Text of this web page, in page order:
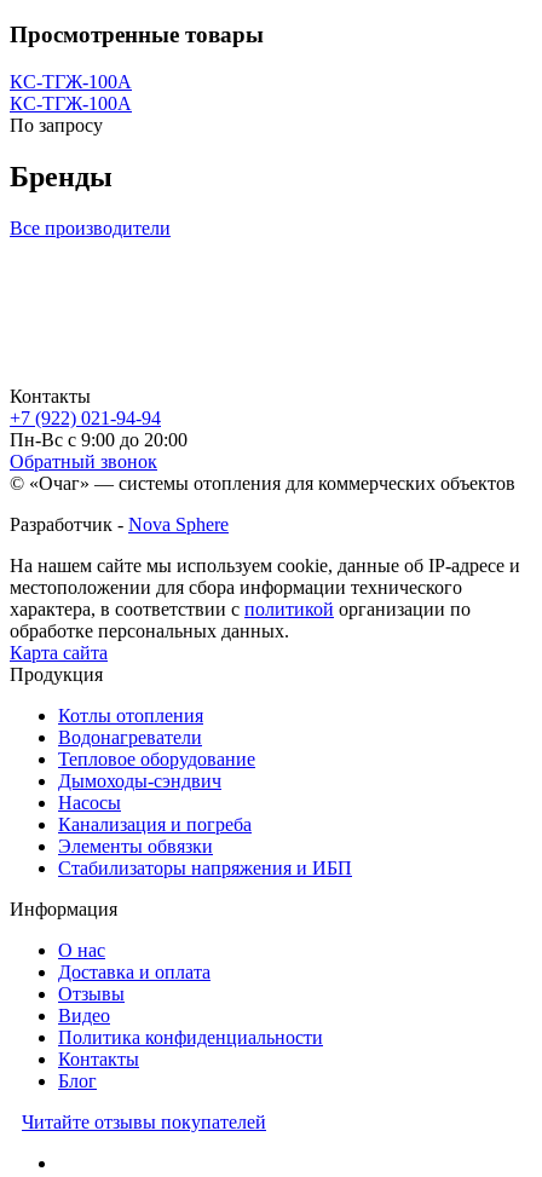
Просмотренные товары
КС-ТГЖ-100А
КС-ТГЖ-100А
По запросу
Бренды
Все производители
Контакты
+7 (922) 021-94-94
Пн-Вс с 9:00 до 20:00
Обратный звонок
© «Очаг» — системы отопления для коммерческих объектов
Разработчик - Nova Sphere
На нашем сайте мы используем cookie, данные об IP-адресе и
местоположении для сбора информации технического
характера, в соответствии с политикой организации по
обработке персональных данных.
Карта сайта
Продукция
Котлы отопления
Водонагреватели
Тепловое оборудование
Дымоходы-сэндвич
Насосы
Канализация и погреба
Элементы обвязки
Стабилизаторы напряжения и ИБП
Информация
О нас
Доставка и оплата
Отзывы
Видео
Политика конфиденциальности
Контакты
Блог
Читайте отзывы покупателей